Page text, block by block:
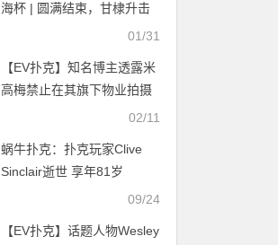
海杯 | 圆满结束，甘棣升击
败张春昊，成功登顶王者之
01/31
【EV扑克】知名博主透露米
高梅禁止在其旗下物业拍摄
02/11
蜗牛扑克：扑克玩家Clive
Sinclair逝世 享年81岁
09/24
【EV扑克】话题人物Wesley